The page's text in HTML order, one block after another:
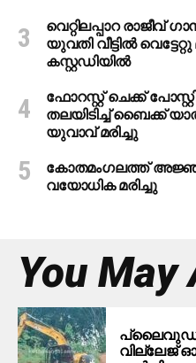
വെറ്റിലപ്പാറ രാജീവ്
യുവതി വീട്ടിൽ
കസ്റ്റഡിയിൽ
ഫോറസ്റ്റ് ചെക്ക്
തലയിടിച്ച് ബൈക്ക്
യുവാവ് മരിച്ചു
കോതമംഗലത്ത്
വയോധിക മരിച്ചു
You May
പ്ലൈവുഡ്
വില്ലേജ്